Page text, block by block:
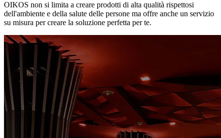
OIKOS non si limita a creare prodotti di alta qualità rispettosi
dell'ambiente e della salute delle persone ma offre anche un servizio
su misura per creare la soluzione perfetta per te.